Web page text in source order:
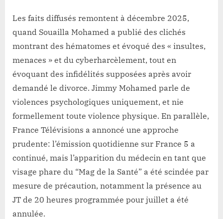
Les faits diffusés remontent à décembre 2025,
quand Souailla Mohamed a publié des clichés
montrant des hématomes et évoqué des « insultes,
menaces » et du cyberharcèlement, tout en
évoquant des infidélités supposées après avoir
demandé le divorce. Jimmy Mohamed parle de
violences psychologiques uniquement, et nie
formellement toute violence physique. En parallèle,
France Télévisions a annoncé une approche
prudente: l’émission quotidienne sur France 5 a
continué, mais l’apparition du médecin en tant que
visage phare du “Mag de la Santé” a été scindée par
mesure de précaution, notamment la présence au
JT de 20 heures programmée pour juillet a été
annulée.